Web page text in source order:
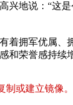
兴地说：“这
拥军优属、
和荣誉感持续
或建立镜像